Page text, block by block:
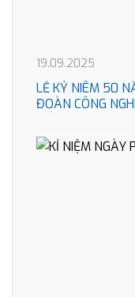
19.09.2025
LỄ KỶ NIÊM 50
ĐOÀN CÔNG